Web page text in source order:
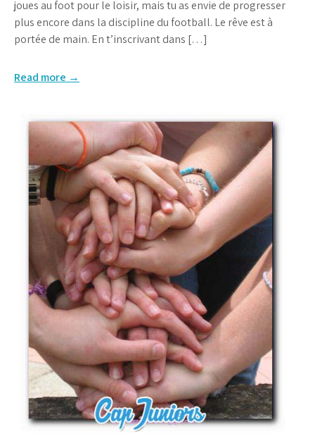
joues au foot pour le loisir, mais tu as envie de progresser
plus encore dans la discipline du football. Le rêve est à
portée de main. En t’inscrivant dans […]
Read more →